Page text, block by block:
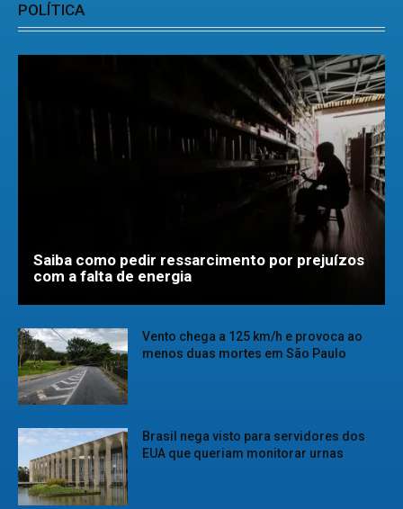
POLÍTICA
Saiba como pedir ressarcimento por prejuízos
com a falta de energia
Vento chega a 125 km/h e provoca ao
menos duas mortes em São Paulo
Brasil nega visto para servidores dos
EUA que queriam monitorar urnas